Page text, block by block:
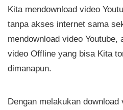
Kita mendownload video
tanpa akses internet sama
mendownload video Youtube,
video Offline yang bisa Kita
dimanapun.
Dengan melakukan download